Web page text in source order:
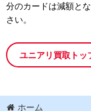
分のカードは減額と
さい。
ユニアリ買取トッ
ホーム